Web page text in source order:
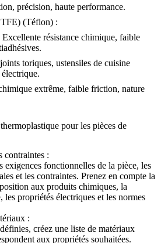
précision, haute performance.
(Téflon) :
Excellente résistance chimique, faible
toriques, ustensiles de cuisine
extrême, faible friction, nature
pour les pièces de
contraintes :
exigences fonctionnelles de la pièce, les
et les contraintes. Prenez en compte la
aux produits chimiques, la
les propriétés électriques et les normes
:
créez une liste de matériaux
aux propriétés souhaitées.